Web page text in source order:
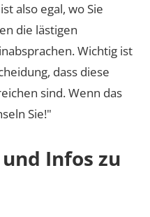
also egal, wo Sie
die lästigen
Wichtig ist
dass diese
sind. Wenn das
Sie!"
Infos zu